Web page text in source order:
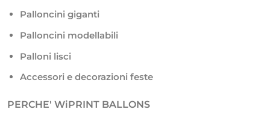
Palloncini giganti
Palloncini modellabili
Palloni lisci
Accessori e decorazioni feste
PERCHE' WiPRINT BALLONS